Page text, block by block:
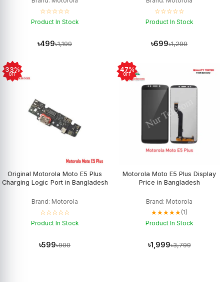
☆☆☆☆☆
Product In Stock
৳499৳1,199
☆☆☆☆☆
Product In Stock
৳699৳1,299
33%
OFF
Original Motorola Moto E5 Plus
Charging Logic Port in Bangladesh
Brand: Motorola
☆☆☆☆☆
Product In Stock
৳599৳900
47%
OFF
Motorola Moto E5 Plus Display
Price in Bangladesh
Brand: Motorola
★★★★★(1)
Product In Stock
৳1,999৳3,799